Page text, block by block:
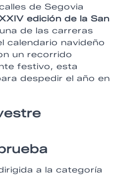
de Segovia
edición de la San
de las carreras
calendario navideño
un recorrido
festivo, esta
despedir el año en
a la categoría